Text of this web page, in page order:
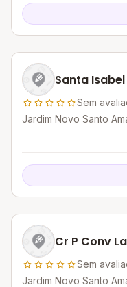
Santa
Sem
Jardim Novo Santo
Cr P Conv
Sem
Jardim Novo Santo